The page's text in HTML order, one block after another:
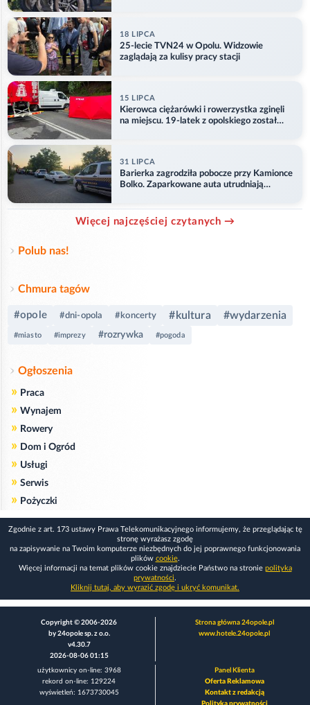
18 LIPCA
25-lecie TVN24 w Opolu. Widzowie
zaglądają za kulisy pracy stacji
15 LIPCA
Kierowca ciężarówki i rowerzystka zginęli
na miejscu. 19-latek z opolskiego został
31 LIPCA
Barierka zagrodziła pobocze przy Kamionce
Bolko. Zaparkowane auta utrudniają
Więcej najczęściej czytanych →
Polub nas!
Chmura tagów
#opole #dni-opola #koncerty #kultura #wydarzenia
#miasto #imprezy #rozrywka #pogoda
Ogłoszenia
» Praca
» Wynajem
» Rowery
» Dom i Ogród
» Usługi
» Serwis
» Pożyczki
Zgodnie z art. 173 ustawy Prawa Telekomunikacyjnego informujemy, że przeglądając tę
stronę wyrażasz zgodę
na zapisywanie na Twoim komputerze niezbędnych do jej poprawnego funkcjonowania
plików cookie.
Więcej informacji na temat plików cookie znajdziecie Państwo na stronie polityka
prywatności.
Kliknij tutaj, aby wyrazić zgodę i ukryć komunikat.
Copyright © 2006-2026
by 24opole sp. z o.o.
v4.30.7
2026-08-06 01:15
Strona główna 24opole.pl
www.hotele.24opole.pl
użytkownicy on-line: 3968
rekord on-line: 129224
wyświetleń: 1673730045
Panel Klienta
Oferta Reklamowa
Kontakt z redakcją